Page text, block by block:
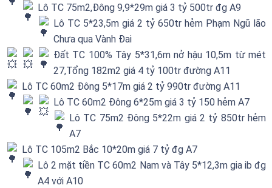
Lô TC 75m2,Đông 9,9*29m giá 3 tỷ 500tr đg A9
Lô TC 5*23,5m giá 2 tỷ 650tr hẻm Phạm Ngũ lão
Chưa qua Vành Đai
Đất TC 100% Tây 5*31,6m nở hậu 10,5m từ mét
27,Tổng 182m2 giá 4 tỷ 100tr đường A11
Lô TC 60m2 Đông 5*17m giá 2 tỷ 990tr đường A11
Lô TC 60m2 Đông 6*25m giá 3 tỷ 150 hẻm A7
Lô TC 75m2 Đông 5*22m giá 2 tỷ 850tr hẻm
A7
Lô TC 105m2 Bắc 10*20m giá 7 tỷ đg A7
Lô 2 mặt tiền TC 60m2 Nam và Tây 5*12,3m gia ib đg
A4 với A10